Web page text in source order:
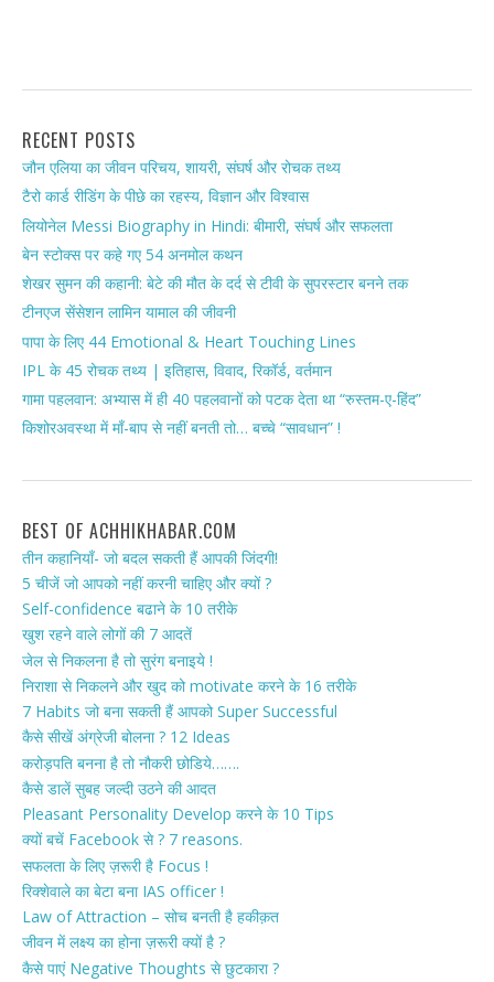
RECENT POSTS
जौन एलिया का जीवन परिचय, शायरी, संघर्ष और रोचक तथ्य
टैरो कार्ड रीडिंग के पीछे का रहस्य, विज्ञान और विश्वास
लियोनेल Messi Biography in Hindi: बीमारी, संघर्ष और सफलता
बेन स्टोक्स पर कहे गए 54 अनमोल कथन
शेखर सुमन की कहानी: बेटे की मौत के दर्द से टीवी के सुपरस्टार बनने तक
टीनएज सेंसेशन लामिन यामाल की जीवनी
पापा के लिए 44 Emotional & Heart Touching Lines
IPL के 45 रोचक तथ्य | इतिहास, विवाद, रिकॉर्ड, वर्तमान
गामा पहलवान: अभ्यास में ही 40 पहलवानों को पटक देता था “रुस्तम-ए-हिंद”
किशोरअवस्था में माँ-बाप से नहीं बनती तो… बच्चे “सावधान” !
BEST OF ACHHIKHABAR.COM
तीन कहानियाँ- जो बदल सकती हैं आपकी जिंदगी!
5 चीजें जो आपको नहीं करनी चाहिए और क्यों ?
Self-confidence बढाने के 10 तरीके
खुश रहने वाले लोगों की 7 आदतें
जेल से निकलना है तो सुरंग बनाइये !
निराशा से निकलने और खुद को motivate करने के 16 तरीके
7 Habits जो बना सकती हैं आपको Super Successful
कैसे सीखें अंग्रेजी बोलना ? 12 Ideas
करोड़पति बनना है तो नौकरी छोडिये…….
कैसे डालें सुबह जल्दी उठने की आदत
Pleasant Personality Develop करने के 10 Tips
क्यों बचें Facebook से ? 7 reasons.
सफलता के लिए ज़रूरी है Focus !
रिक्शेवाले का बेटा बना IAS officer !
Law of Attraction – सोच बनती है हकीक़त
जीवन में लक्ष्य का होना ज़रूरी क्यों है ?
कैसे पाएं Negative Thoughts से छुटकारा ?